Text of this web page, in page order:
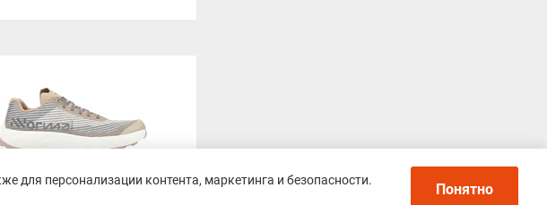
персонализации контента, маркетинга и безопасности.
Понятно